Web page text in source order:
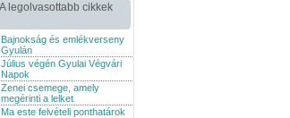
A legolvasottabb cikkek
Bajnokság és emlékverseny
Gyulán
Július végén Gyulai Végvári
Napok
Zenei csemege, amely
megérinti a lelket
Ma este felvételi ponthatárok